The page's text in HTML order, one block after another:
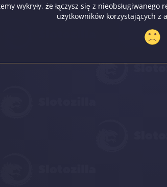
wykryły, że łączysz się z
użytkowników korzystających z